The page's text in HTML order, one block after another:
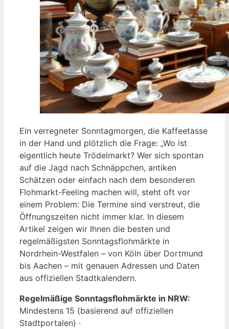
Ein verregneter Sonntagmorgen, die Kaffeetasse
in der Hand und plötzlich die Frage: „Wo ist
eigentlich heute Trödelmarkt? Wer sich spontan
auf die Jagd nach Schnäppchen, antiken
Schätzen oder einfach nach dem besonderen
Flohmarkt-Feeling machen will, steht oft vor
einem Problem: Die Termine sind verstreut, die
Öffnungszeiten nicht immer klar. In diesem
Artikel zeigen wir Ihnen die besten und
regelmäßigsten Sonntagsflohmärkte in
Nordrhein-Westfalen – von Köln über Dortmund
bis Aachen – mit genauen Adressen und Daten
aus offiziellen Stadtkalendern.
Regelmäßige Sonntagsflohmärkte in NRW:
Mindestens 15 (basierend auf offiziellen
Stadtportalen) ·